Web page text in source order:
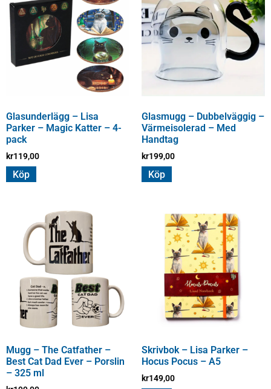
Glasunderlägg – Lisa
Parker – Magic Katter – 4-
pack
kr119,00
Köp
Glasmugg – Dubbelväggig –
Värmeisolerad – Med
Handtag
kr199,00
Köp
Mugg – The Catfather –
Best Cat Dad Ever – Porslin
– 325 ml
Skrivbok – Lisa Parker –
Hocus Pocus – A5
kr149,00